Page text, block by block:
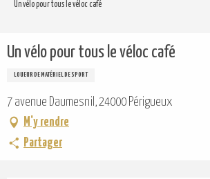
Un vélo pour tous le véloc café
Un vélo pour tous le véloc café
LOUEUR DE MATÉRIEL DE SPORT
7 avenue Daumesnil, 24000 Périgueux
M'y rendre
Partager